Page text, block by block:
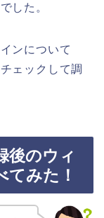
した。
ンについて
ェックして調
後のウィ
てみた！